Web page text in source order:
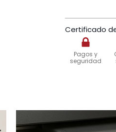
Certificado
Pagos y
seguridad